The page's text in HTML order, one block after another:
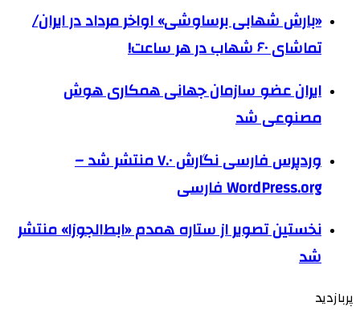
«بارش شهابی برساوشی» اواخر مرداد در ایران/
تماشای ۶۰ شهاب در هر ساعت!
ایران عضو سازمان جهانی همکاری هوش
مصنوعی شد
وردپرس فارسی نگارش ۷.۰ منتشر شد –
WordPress.org فارسی
نخستین تصویر از ستاره همدم «ابط‌الجوزا» منتشر
شد
پربازدید